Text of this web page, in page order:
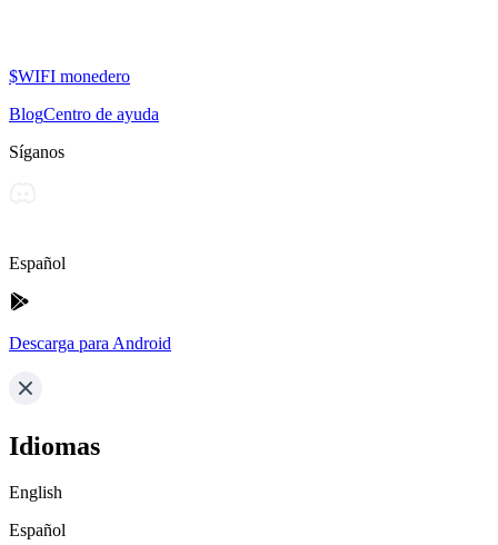
$WIFI monedero
BlogCentro de ayuda
Síganos
Español
Descarga para Android
Idiomas
English
Español